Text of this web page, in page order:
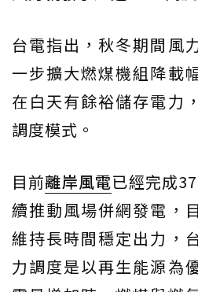
台電指出，秋冬期間風
一步擴大燃煤機組降載
在白天有餘裕儲存電力
調度模式。
目前離岸風電已經完成
續推動風場併網發電，
維持長時間穩定出力，
力調度是以再生能源為